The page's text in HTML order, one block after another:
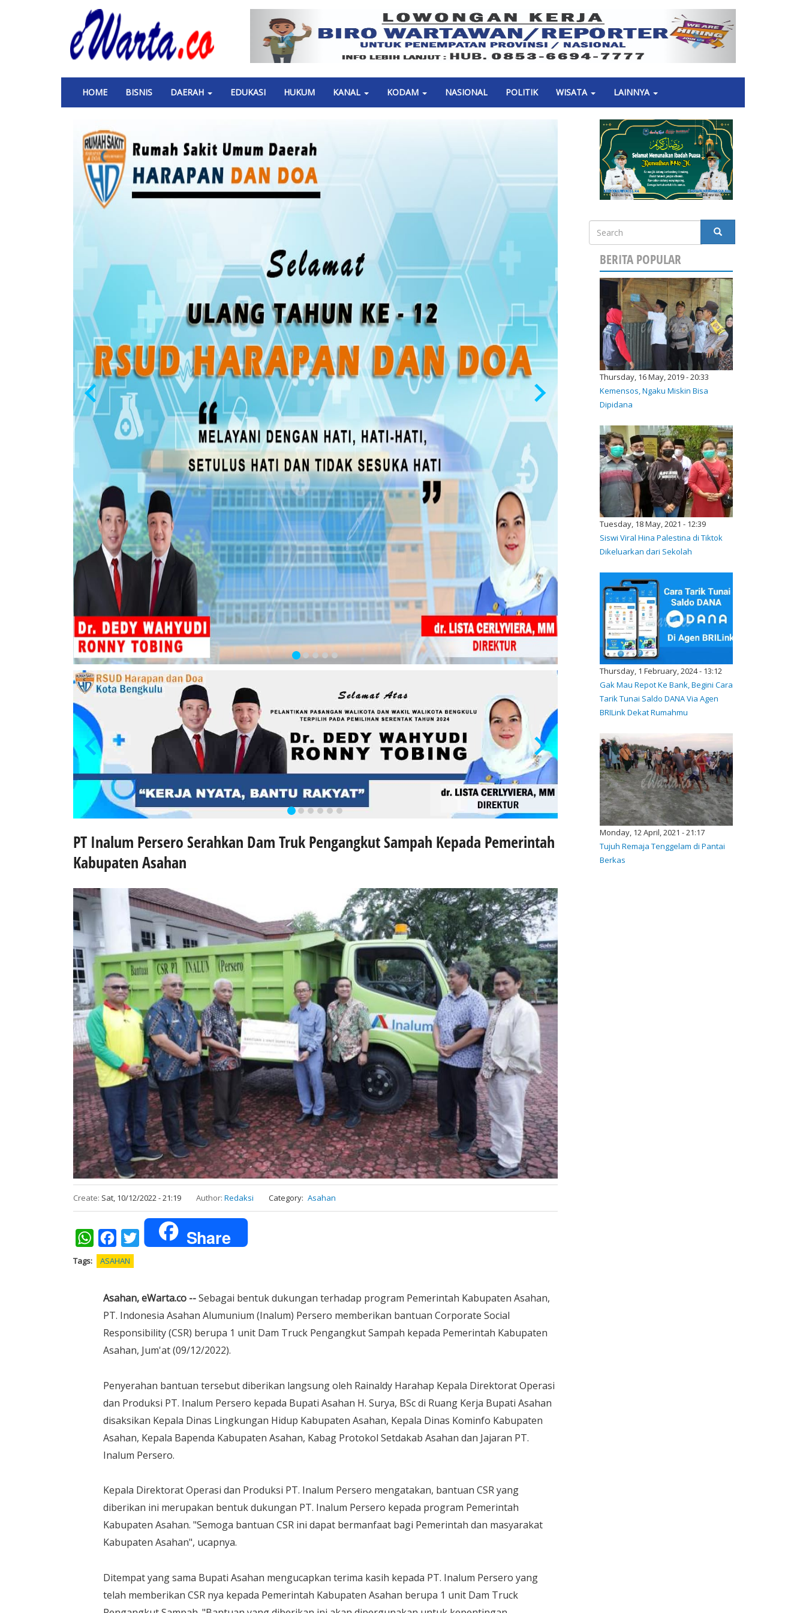
Previous Next
Main
navigation
HOME BISNIS DAERAH EDUKASI HUKUM KANAL KODAM NASIONAL POLITIK WISATA LAINNYA
PT Inalum Persero Serahkan Dam Truk Pengangkut Sampah Kepada Pemerintah
Kabupaten Asahan
Create: Sat, 10/12/2022 - 21:19 Author: Redaksi Category Asahan
WhatsAppFacebookTwitter Share
Tags ASAHAN
Asahan, eWarta.co --Sebagai bentuk dukungan terhadap program Pemerintah Kabupaten Asahan,
PT. Indonesia Asahan Alumunium (Inalum) Persero memberikan bantuan Corporate Social
Responsibility (CSR) berupa 1 unit Dam Truck Pengangkut Sampah kepada Pemerintah Kabupaten
Asahan, Jum'at (09/12/2022).
Penyerahan bantuan tersebut diberikan langsung oleh Rainaldy Harahap Kepala Direktorat Operasi
dan Produksi PT. Inalum Persero kepada Bupati Asahan H. Surya, BSc di Ruang Kerja Bupati Asahan
disaksikan Kepala Dinas Lingkungan Hidup Kabupaten Asahan, Kepala Dinas Kominfo Kabupaten
Asahan, Kepala Bapenda Kabupaten Asahan, Kabag Protokol Setdakab Asahan dan Jajaran PT.
Inalum Persero.
Kepala Direktorat Operasi dan Produksi PT. Inalum Persero mengatakan, bantuan CSR yang
diberikan ini merupakan bentuk dukungan PT. Inalum Persero kepada program Pemerintah
Kabupaten Asahan. "Semoga bantuan CSR ini dapat bermanfaat bagi Pemerintah dan masyarakat
Kabupaten Asahan", ucapnya.
Ditempat yang sama Bupati Asahan mengucapkan terima kasih kepada PT. Inalum Persero yang
telah memberikan CSR nya kepada Pemerintah Kabupaten Asahan berupa 1 unit Dam Truck
Search
SEARCH
BERITA POPULAR
Thursday, 16 May, 2019 - 20:33
Kemensos, Ngaku Miskin Bisa
Dipidana
Tuesday, 18 May, 2021 - 12:39
Siswi Viral Hina Palestina di Tiktok
Dikeluarkan dari Sekolah
Thursday, 1 February, 2024 - 13:12
Gak Mau Repot Ke Bank, Begini Cara
Tarik Tunai Saldo DANA Via Agen
BRILink Dekat Rumahmu
Monday, 12 April, 2021 - 21:17
Tujuh Remaja Tenggelam di Pantai
Berkas